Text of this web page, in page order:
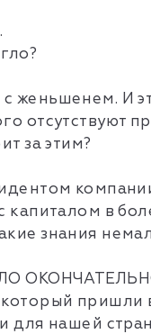
женьшенем. И
отсутствуют
за этим?
капиталом в
знания
пришли
для нашей